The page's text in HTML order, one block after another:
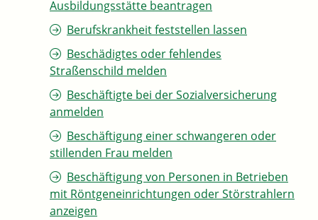
Ausbildungsstätte beantragen
Berufskrankheit feststellen lassen
Beschädigtes oder fehlendes
Straßenschild melden
Beschäftigte bei der Sozialversicherung
anmelden
Beschäftigung einer schwangeren oder
stillenden Frau melden
Beschäftigung von Personen in Betrieben
mit Röntgeneinrichtungen oder Störstrahlern
anzeigen